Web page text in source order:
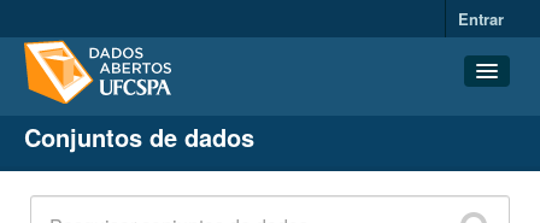
Entrar
Conjuntos de dados
Organizações
Conjuntos de dados